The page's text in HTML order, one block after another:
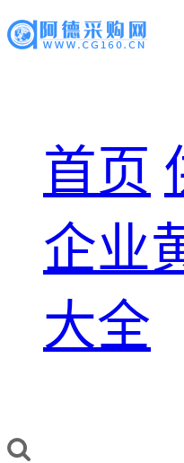
首页
企业
大全